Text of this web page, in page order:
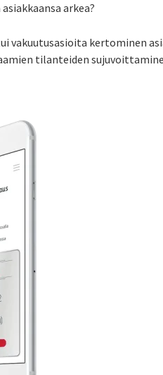
arkea?
vakuutusasioita kertominen
tilanteiden